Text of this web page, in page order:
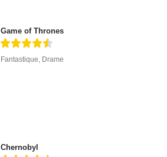
Game of Thrones
Fantastique Drame
Chernobyl